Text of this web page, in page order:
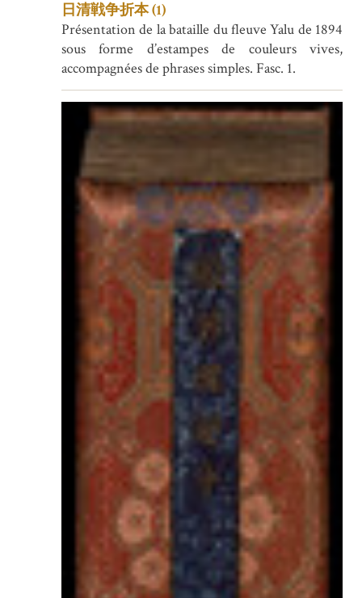
日清戦争折本 (1)
Présentation de la bataille du fleuve Yalu de 1894
sous forme d’estampes de couleurs vives,
accompagnées de phrases simples. Fasc. 1.